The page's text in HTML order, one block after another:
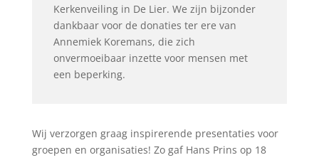
Kerkenveiling in De Lier. We zijn bijzonder
dankbaar voor de donaties ter ere van
Annemiek Koremans, die zich
onvermoeibaar inzette voor mensen met
een beperking.
Wij verzorgen graag inspirerende presentaties voor
groepen en organisaties! Zo gaf Hans Prins op 18